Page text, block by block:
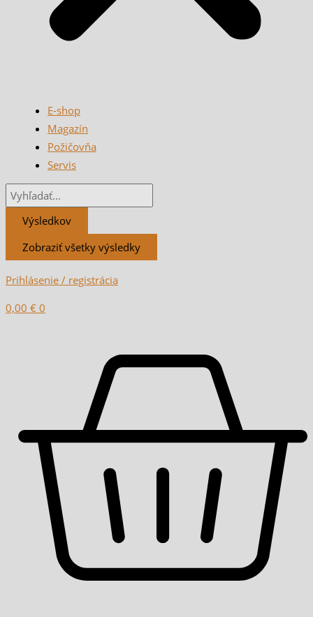
E-shop
Magazín
Požičovňa
Servis
Výsledkov
Zobraziť všetky výsledky
Prihlásenie / registrácia
0,00 € 0